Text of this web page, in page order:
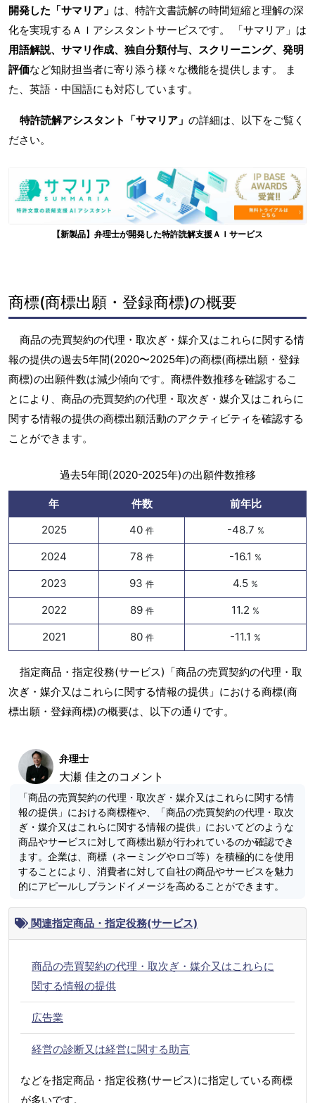
開発した「サマリア」 は、特許文書読解の時間短縮と理解の深
化を実現するＡＩアシスタントサービスです。 「サマリア」は
用語解説、サマリ作成、独自分類付与、スクリーニング、発明
評価など知財担当者に寄り添う様々な機能を提供します。 ま
た、英語・中国語にも対応しています。
特許読解アシスタント「サマリア」 の詳細は、以下をご覧く
ださい。
【新製品】弁理士が開発した特許読解支援ＡＩサービス
商標(商標出願・登録商標)の概要
商品の売買契約の代理・取次ぎ・媒介又はこれらに関する情
報の提供の過去5年間(2020〜2025年)の商標(商標出願・登録
商標)の出願件数は減少傾向です。商標件数推移を確認するこ
とにより、商品の売買契約の代理・取次ぎ・媒介又はこれらに
関する情報の提供の商標出願活動のアクティビティを確認する
ことができます。
過去5年間(2020-2025年)の出願件数推移
年 件数
前年比
2025
40 件 -48.7 %
2024 78 件 -16.1 %
2023 93 件 4.5 %
2022 89 件 11.2 %
2021 80 件 -11.1 %
指定商品・指定役務(サービス)「商品の売買契約の代理・取
次ぎ・媒介又はこれらに関する情報の提供」における商標(商
標出願・登録商標)の概要は、以下の通りです。
弁理士
大瀬 佳之のコメント
「商品の売買契約の代理・取次ぎ・媒介又はこれらに関する情
報の提供」における商標権や、「商品の売買契約の代理・取次
ぎ・媒介又はこれらに関する情報の提供」においてどのような
商品やサービスに対して商標出願が行われているのか確認でき
ます。企業は、商標（ネーミングやロゴ等）を積極的にを使用
することにより、消費者に対して自社の商品やサービスを魅力
的にアピールしブランドイメージを高めることができます。
関連指定商品・指定役務(サービス)
商品の売買契約の代理・取次ぎ・媒介又はこれらに
関する情報の提供
広告業
経営の診断又は経営に関する助言
などを指定商品・指定役務(サービス)に指定している商標
が多いです。